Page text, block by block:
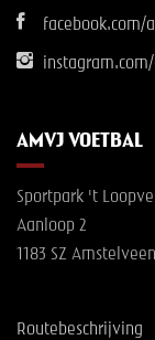
facebook.com/
AMVJ VOETBAL
Sportpark 't
Aanloop 2
1183 SZ Amstelveen
Routebeschrijving